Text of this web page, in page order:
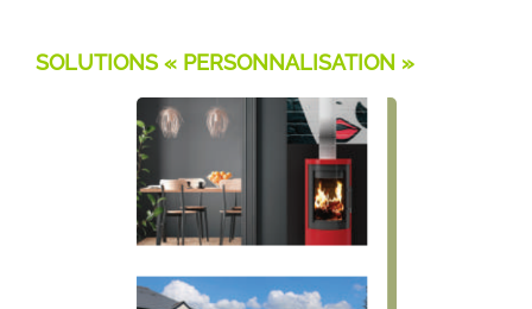
SOLUTIONS « PERSONNALISATION »